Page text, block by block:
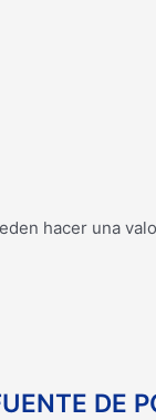
hacer una
DE